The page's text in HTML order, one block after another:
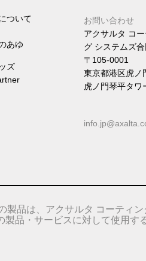
ついて
あゆ
ズ
お問い合わせ
アクサルタ コ
グ システムズ
〒105-0001
東京都港区虎ノ
虎ノ門琴平タワ
品は、アクサルタ コーティン
品・サービスに対して使用す